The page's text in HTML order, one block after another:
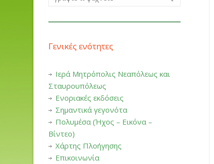
Γενικές ενότητες
Ιερά Μητρόπολις Νεαπόλεως και
Σταυρουπόλεως
Ενοριακές εκδόσεις
Σημαντικά γεγονότα
Πολυμέσα (Ήχος – Εικόνα –
Βίντεο)
Χάρτης Πλοήγησης
Επικοινωνία